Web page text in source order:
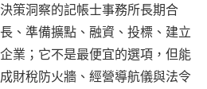
策洞察的記帳士事務所長期合
、準備擴點、融資、投標、建立
業；它不是最便宜的選項，但能
財稅防火牆、經營導航儀與法令